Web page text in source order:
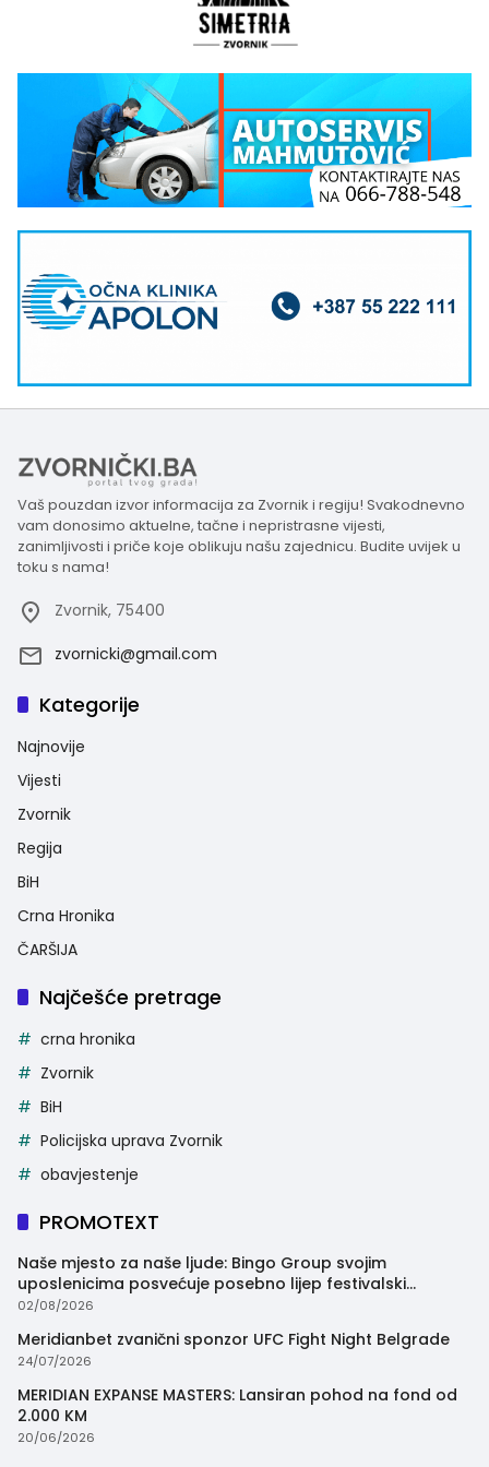
Vaš pouzdan izvor informacija za Zvornik i regiju! Svakodnevno
vam donosimo aktuelne, tačne i nepristrasne vijesti,
zanimljivosti i priče koje oblikuju našu zajednicu. Budite uvijek u
toku s nama!
Zvornik, 75400
zvornicki@gmail.com
Kategorije
Najnovije
Vijesti
Zvornik
Regija
BiH
Crna Hronika
ČARŠIJA
Najčešće pretrage
crna hronika
Zvornik
BiH
Policijska uprava Zvornik
obavjestenje
PROMOTEXT
Naše mjesto za naše ljude: Bingo Group svojim
uposlenicima posvećuje posebno lijep festivalski
trenutak
02/08/2026
Meridianbet zvanični sponzor UFC Fight Night Belgrade
24/07/2026
MERIDIAN EXPANSE MASTERS: Lansiran pohod na fond od
2.000 KM
20/06/2026